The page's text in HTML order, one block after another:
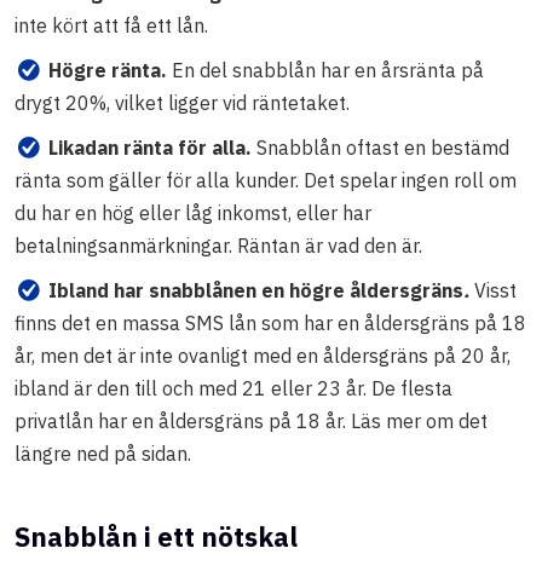
inte kört att få ett lån.
Högre ränta. En del snabblån har en årsränta på
drygt 20%, vilket ligger vid räntetaket.
Likadan ränta för alla. Snabblån oftast en bestämd
ränta som gäller för alla kunder. Det spelar ingen roll om
du har en hög eller låg inkomst, eller har
betalningsanmärkningar. Räntan är vad den är.
Ibland har snabblånen en högre åldersgräns. Visst
finns det en massa SMS lån som har en åldersgräns på 18
år, men det är inte ovanligt med en åldersgräns på 20 år,
ibland är den till och med 21 eller 23 år. De flesta
privatlån har en åldersgräns på 18 år. Läs mer om det
längre ned på sidan.
Snabblån i ett nötskal